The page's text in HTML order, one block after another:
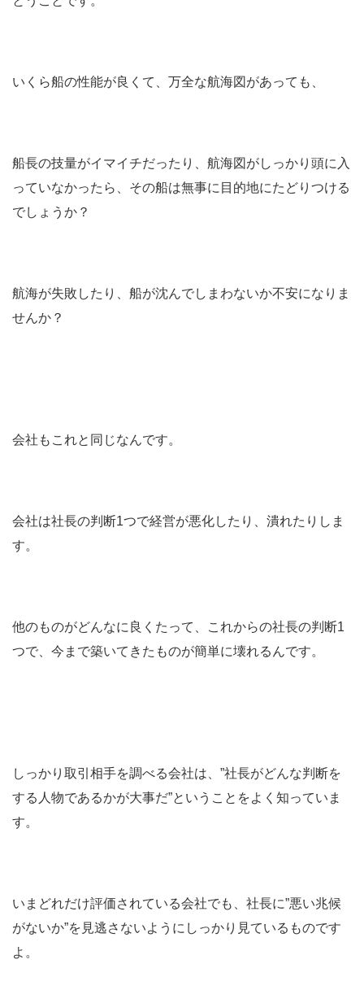
いくら船の性能が良くて、万全な航海図があっても、
船長の技量がイマイチだったり、航海図がしっかり頭に入
っていなかったら、その船は無事に目的地にたどりつける
でしょうか？
航海が失敗したり、船が沈んでしまわないか不安になりま
せんか？
会社もこれと同じなんです。
会社は社長の判断1つで経営が悪化したり、潰れたりしま
す。
他のものがどんなに良くたって、これからの社長の判断1
つで、今まで築いてきたものが簡単に壊れるんです。
しっかり取引相手を調べる会社は、”社長がどんな判断を
する人物であるかが大事だ”ということをよく知っていま
す。
いまどれだけ評価されている会社でも、社長に”悪い兆候
がないか”を見逃さないようにしっかり見ているものです
よ。